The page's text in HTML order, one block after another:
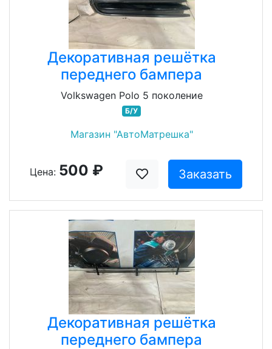
Декоративная решётка
переднего бампера
Volkswagen Polo 5 поколение
Б/У
Магазин "АвтоМатрешка"
Цена: 500 ₽ Заказать
Декоративная решётка
переднего бампера